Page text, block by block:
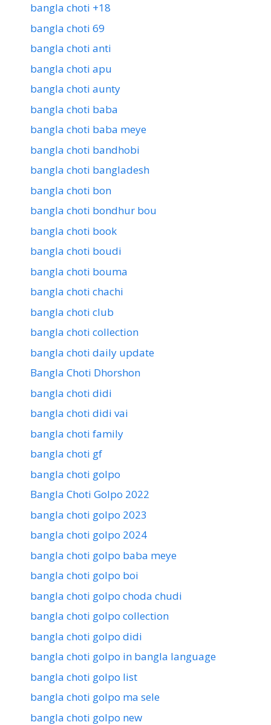
bangla choti +18
bangla choti 69
bangla choti anti
bangla choti apu
bangla choti aunty
bangla choti baba
bangla choti baba meye
bangla choti bandhobi
bangla choti bangladesh
bangla choti bon
bangla choti bondhur bou
bangla choti book
bangla choti boudi
bangla choti bouma
bangla choti chachi
bangla choti club
bangla choti collection
bangla choti daily update
Bangla Choti Dhorshon
bangla choti didi
bangla choti didi vai
bangla choti family
bangla choti gf
bangla choti golpo
Bangla Choti Golpo 2022
bangla choti golpo 2023
bangla choti golpo 2024
bangla choti golpo baba meye
bangla choti golpo boi
bangla choti golpo choda chudi
bangla choti golpo collection
bangla choti golpo didi
bangla choti golpo in bangla language
bangla choti golpo list
bangla choti golpo ma sele
bangla choti golpo new